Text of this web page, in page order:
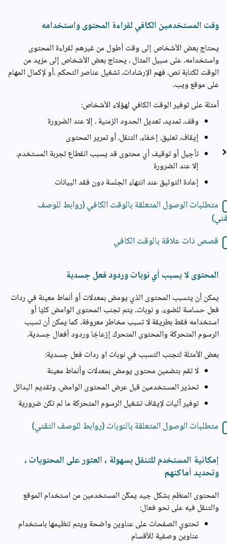
وقت المستخدمين الكافي لقراءة المحتوى واستخدامه
يحتاج بعض الأشخاص إلى وقت أطول من غيرهم لقراءة المحتوى
واستخدامه. على سبيل المثال ، يحتاج بعض الأشخاص إلى مزيد من
الوقت لكتابة نص، فهم الإرشادات، تشغيل عناصر التحكم ،أو لإكمال المهام
على موقع ويب.
أمثلة على توفير الوقت الكافي لهؤلاء الأشخاص:
وقف، تمديد، تعديل الحدود الزمنية ، إلا عند الضرورة
إيقاف، تعليق، إخفاء، التنقل، أو تمرير المحتوى
تأجيل أو توقيف أي محتوى قد يسبب انقطاع تجربة المستخدم،
إلا عند الضرورة
إعادة التوثيق عند انتهاء الجلسة دون فقد البيانات
متطلبات الوصول المتعلقة بالوقت الكافي (روابط للوصف
قصص ذات علاقة بالوقت الكافي
المحتوى لا يسبب أي نوبات وردود فعل جسدية
يمكن أن يتسبب المحتوى الذي يومض بمعدلات أو أنماط معينة في ردات
فعل حساسة للضوء، و نوبات. يتم تجنب المحتوى الوامض كليًا أو
استخدامه فقط بطريقة لا تسبب مخاطر معروفة. كما يمكن أن تسبب
الرسوم المتحركة والمحتوى المتحرك إزعاجًا وردود أفعال جسدية.
بعض الأمثلة لتجنب التسبب في نوبات او ردات فعل جسدية:
لا تقم بتضمين محتوى يومض بمعدلات وأنماط معينة
تحذير المستخدمين قبل عرض المحتوى الوامض، وتقديم البدائل
توفير آليات لإيقاف تشغيل الرسوم المتحركة ما لم تكن ضرورية
متطلبات الوصول المتعلقة بالنوبات (روابط للوصف التقني)
إمكانية المستخدم للتنقل بسهولة ، العثور على المحتويات ،
وتحديد أماكنهم
المحتوى المنظم بشكل جيد يمكّن المستخدمين من استخدام الموقع
والتنقل فيه على نحو فعال:
تحتوي الصفحات على عناوين واضحة ويتم تنظيمها باستخدام
عناوين وصفية للأقسام